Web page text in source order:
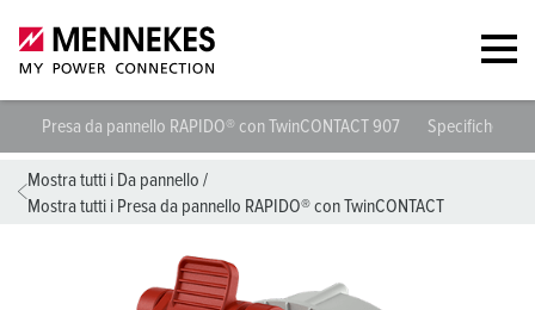
Presa da pannello RAPIDO® con TwinCONTACT 907 Specifiche
Mostra tutti i Da pannello /
Mostra tutti i Presa da pannello RAPIDO® con TwinCONTACT